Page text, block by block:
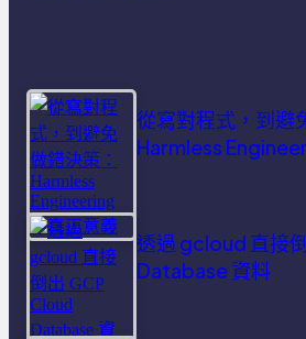
從寫對程式，到避
Harmless
透過 gcloud 直接
Database 資料